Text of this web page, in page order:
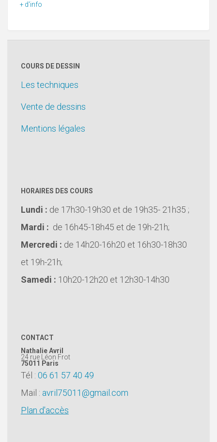
+ d'info
COURS DE DESSIN
Les techniques
Vente de dessins
Mentions légales
HORAIRES DES COURS
Lundi : de 17h30-19h30 et de 19h35- 21h35 ;
Mardi : de 16h45-18h45 et de 19h-21h;
Mercredi : de 14h20-16h20 et 16h30-18h30
et 19h-21h;
Samedi : 10h20-12h20 et 12h30-14h30
CONTACT
Nathalie Avril
24 rue Léon Frot
75011 Paris
Tél : 06 61 57 40 49
Mail : avril75011@gmail.com
Plan d'accès